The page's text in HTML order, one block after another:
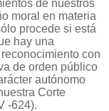
de nuestros
moral en materia
procede si está
hay una
con
de orden público
autónomo
Corte
-624).